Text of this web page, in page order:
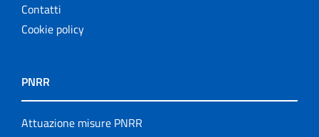
Contatti
Cookie policy
PNRR
Attuazione misure PNRR